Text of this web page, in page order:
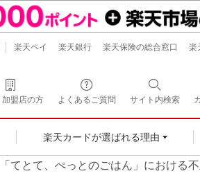
楽天ペイ 楽天銀行 楽天保険の総合窓口 楽
加盟店の方 よくあるご質問 サイト内検索
楽天カードが選ばれる理由
てとて、ぺっとのごはん」における